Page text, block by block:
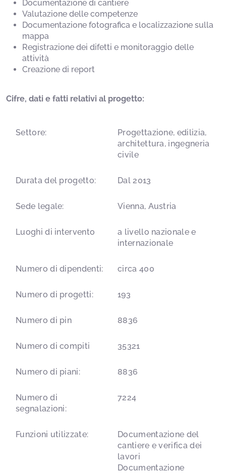
Documentazione di cantiere
Valutazione delle competenze
Documentazione fotografica e localizzazione sulla
mappa
Registrazione dei difetti e monitoraggio delle
attività
Creazione di report
Cifre, dati e fatti relativi al progetto:
Settore:
Progettazione, edilizia,
architettura, ingegneria
civile
Durata del progetto: Dal 2013
Sede legale: Vienna, Austria
Luoghi di intervento
a livello nazionale e
internazionale
Numero di dipendenti: circa 400
Numero di progetti: 193
Numero di pin 8836
Numero di compiti 35321
Numero di piani: 8836
Numero di
segnalazioni:
7224
Funzioni utilizzate:
Documentazione del
cantiere e verifica dei
lavori
Documentazione